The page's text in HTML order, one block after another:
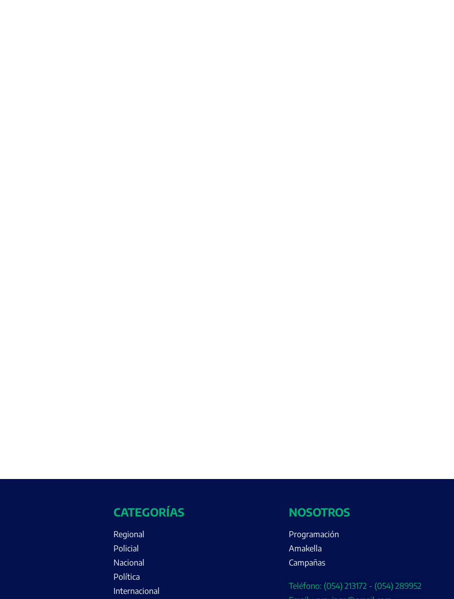
CATEGORÍAS
Regional
Policial
Nacional
Política
Internacional
NOSOTROS
Programación
Amakella
Campañas
Teléfono: (054) 213172 - (054) 289952